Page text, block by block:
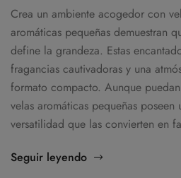
Crea un ambiente acogedor con
aromáticas pequeñas demuestran
define la grandeza. Estas
fragancias cautivadoras y una
formato compacto. Aunque
velas aromáticas pequeñas
versatilidad que las convierten en
Seguir leyendo